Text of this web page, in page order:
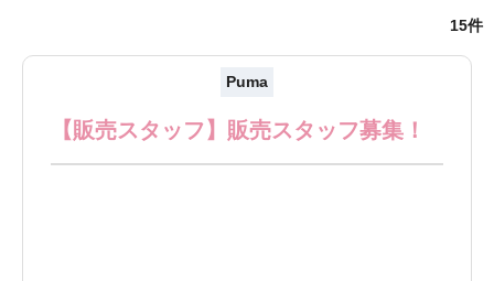
15件
Puma
【販売スタッフ】販売スタッフ募集！